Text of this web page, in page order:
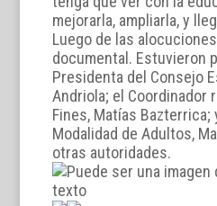
mejorarla, ampliarla, y
Luego de las
documental. Estuvieron
Presidenta del Consejo
Andriola; el Coordinador
Fines, Matías
Modalidad de Adultos,
otras autoridades.